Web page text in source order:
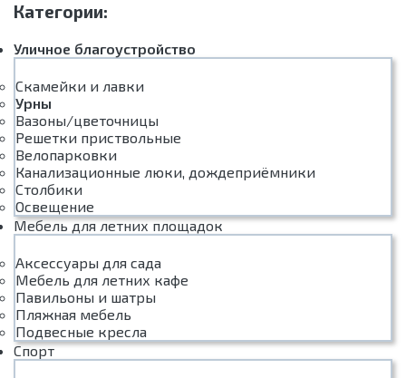
Категории:
Уличное благоустройство
Скамейки и лавки
Урны
Вазоны/цветочницы
Решетки приствольные
Велопарковки
Канализационные люки, дождеприёмники
Столбики
Освещение
Мебель для летних площадок
Аксессуары для сада
Мебель для летних кафе
Павильоны и шатры
Пляжная мебель
Подвесные кресла
Спорт